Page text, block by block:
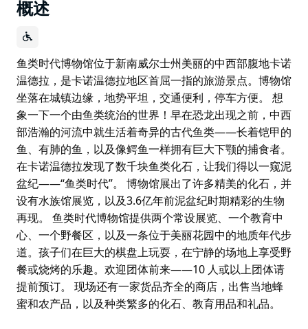
概述
鱼类时代博物馆位于新南威尔士州美丽的中西部腹地卡诺
温德拉，是卡诺温德拉地区首屈一指的旅游景点。博物馆
坐落在城镇边缘，地势平坦，交通便利，停车方便。 想
象一下一个由鱼类统治的世界！早在恐龙出现之前，中西
部浩瀚的河流中就生活着奇异的古代鱼类——长着铠甲的
鱼、有肺的鱼，以及像鳄鱼一样拥有巨大下颚的捕食者。
在卡诺温德拉发现了数千块鱼类化石，让我们得以一窥泥
盆纪——“鱼类时代”。 博物馆展出了许多精美的化石，并
设有水族馆展览，以及3.6亿年前泥盆纪时期精彩的生物
再现。 鱼类时代博物馆提供两个常设展览、一个教育中
心、一个野餐区，以及一条位于美丽花园中的地质年代步
道。孩子们在巨大的棋盘上玩耍，在宁静的场地上享受野
餐或烧烤的乐趣。欢迎团体前来——10 人或以上团体请
提前预订。 现场还有一家货品齐全的商店，出售当地蜂
蜜和农产品，以及种类繁多的化石、教育用品和礼品。